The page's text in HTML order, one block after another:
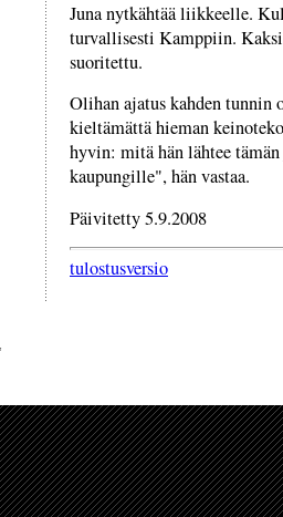
Juna nytkähtää liikkeelle.
turvallisesti Kamppiin. Kaksi
suoritettu.
Olihan ajatus kahden tunnin
kieltämättä hieman
hyvin: mitä hän lähtee
kaupungille", hän vastaa.
Päivitetty 5.9.2008
tulostusversio